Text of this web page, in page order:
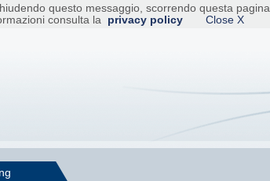
questo messaggio, scorrendo questa
consulta la
privacy policy Close X